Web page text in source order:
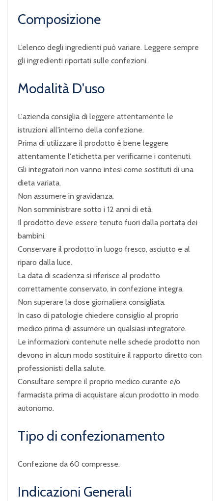
Composizione
L’elenco degli ingredienti può variare. Leggere sempre
gli ingredienti riportati sulle confezioni.
Modalità D'uso
L'azienda consiglia di leggere attentamente le
istruzioni all'interno della confezione.
Prima di utilizzare il prodotto è bene leggere
attentamente l'etichetta per verificarne i contenuti.
Gli integratori non vanno intesi come sostituti di una
dieta variata.
Non assumere in gravidanza.
Non somministrare sotto i 12 anni di età.
Il prodotto deve essere tenuto fuori dalla portata dei
bambini.
Conservare il prodotto in luogo fresco, asciutto e al
riparo dalla luce.
La data di scadenza si riferisce al prodotto
correttamente conservato, in confezione integra.
Non superare la dose giornaliera consigliata.
In caso di patologie chiedere consiglio al proprio
medico prima di assumere un qualsiasi integratore.
Le informazioni contenute nelle schede prodotto non
devono in alcun modo sostituire il rapporto diretto con
professionisti della salute.
Consultare sempre il proprio medico curante e/o
farmacista prima di acquistare alcun prodotto in modo
autonomo.
Tipo di confezionamento
Confezione da 60 compresse.
Indicazioni Generali